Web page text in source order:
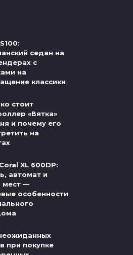
седан на
с
на
классики
стоит
«Вятка»
и почему его
на
XL 600DP:
автомат и
мест —
особенности
при покупке